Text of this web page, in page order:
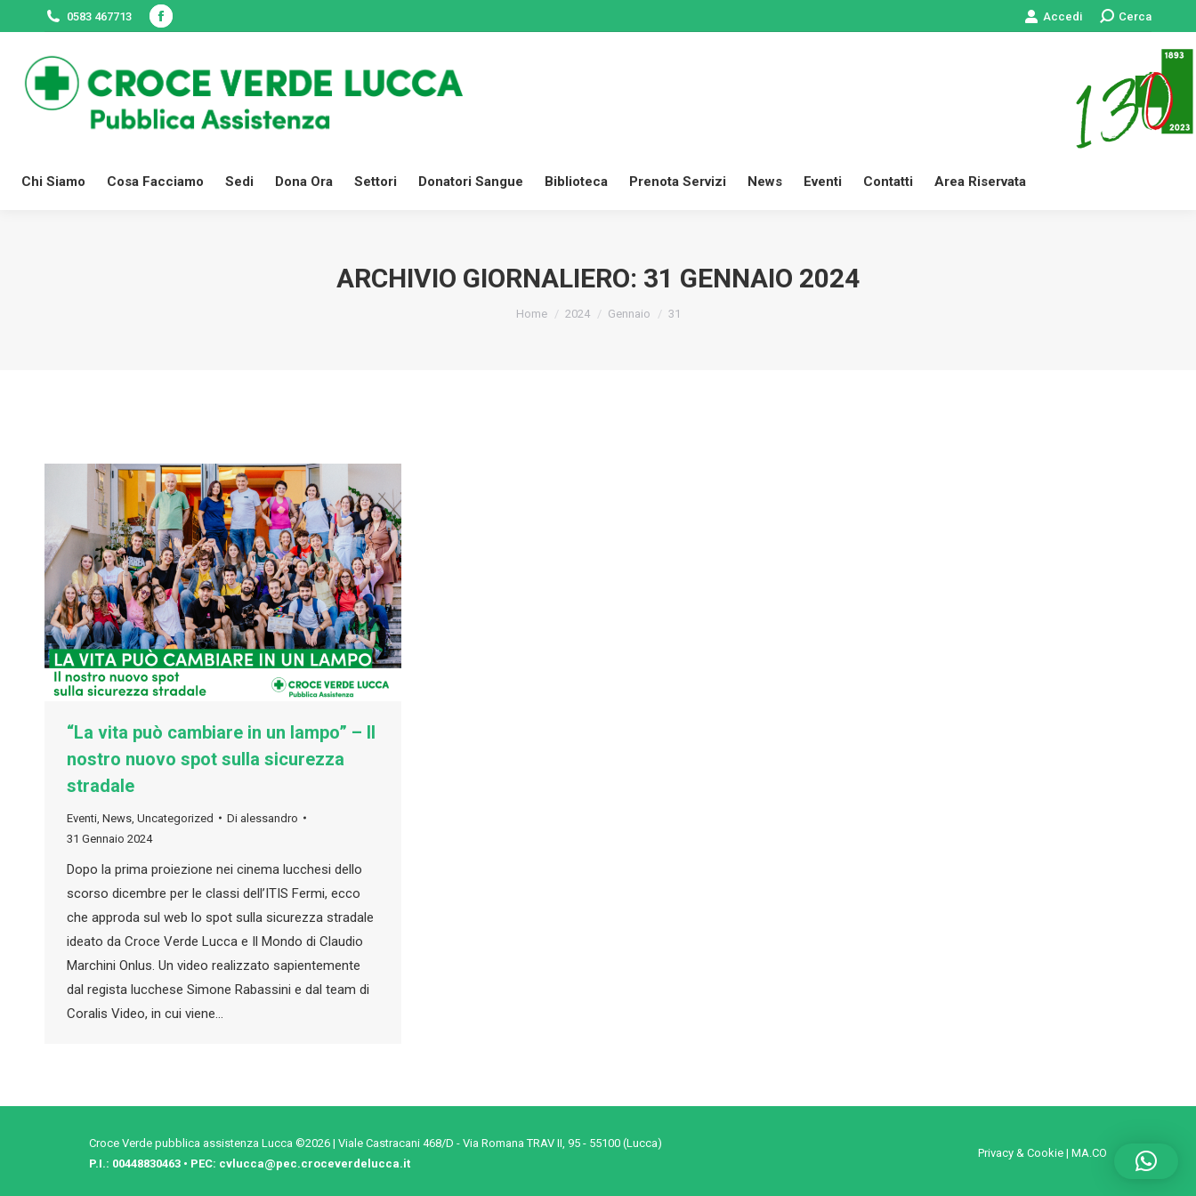
0583 467713
Facebook
opens
in
new
Accedi Cerca:Cerca
Chi Siamo Cosa Facciamo Sedi Dona Ora Settori Donatori Sangue Biblioteca Prenota Servizi News Eventi Contatti Area Riservata
ARCHIVIO GIORNALIERO: 31 GENNAIO 2024
Tu sei qui:
Home 2024 Gennaio 31
“La vita può cambiare in un lampo” – Il
nostro nuovo spot sulla sicurezza
stradale
Eventi News Uncategorized Di alessandro
31 Gennaio 2024
Dopo la prima proiezione nei cinema lucchesi dello
scorso dicembre per le classi dell’ITIS Fermi, ecco
che approda sul web lo spot sulla sicurezza stradale
ideato da Croce Verde Lucca e Il Mondo di Claudio
Marchini Onlus. Un video realizzato sapientemente
dal regista lucchese Simone Rabassini e dal team di
Coralis Video, in cui viene…
Croce Verde pubblica assistenza Lucca ©2026 | Viale Castracani 468/D - Via Romana TRAV II, 95 - 55100 (Lucca)
P.I.: 00448830463 • PEC: cvlucca@pec.croceverdelucca.it
Privacy & Cookie | MA.CO
Chi Siamo Contatti Area Riservata